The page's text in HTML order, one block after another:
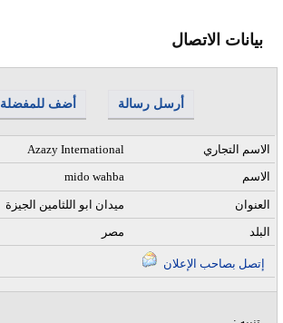
بيانات الاتصال
أضف للمفضلة أرسل رسالة
Azazy International
الاسم التجاري
mido wahba
الاسم
ميدان ابو اللثامين الجيزة
العنوان
مصر
البلد